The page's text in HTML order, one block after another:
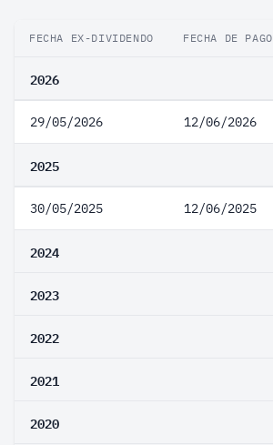
FECHA EX-DIVIDENDO FECHA DE PAGO
2026
29/05/2026 12/06/2026
2025
30/05/2025 12/06/2025
2024
2023
2022
2021
2020